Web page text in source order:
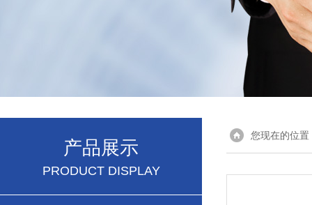
产品展示
PRODUCT DISPLAY
您现在的位置